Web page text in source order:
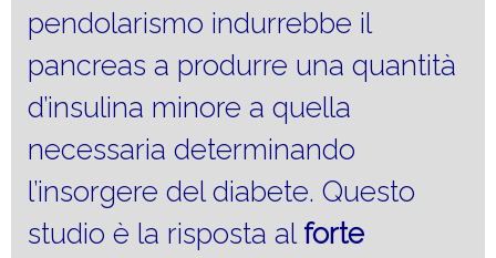
pendolarismo indurrebbe il
pancreas a produrre una quantità
d’insulina minore a quella
necessaria determinando
l’insorgere del diabete. Questo
studio è la risposta al forte